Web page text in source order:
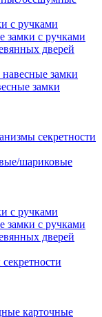
с ручками
замки с ручками
дверей
замки
замки
секретности
шариковые
с ручками
замки с ручками
дверей
карточные